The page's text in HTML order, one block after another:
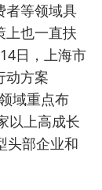
者等领域具
上也一直扶
日，上海市
动方案
域重点布
以上高成长
头部企业和